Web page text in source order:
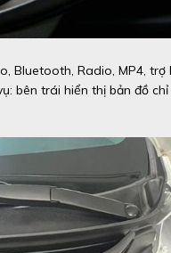
Bluetooth, Radio, MP4, trợ
bên trái hiển thị bản đồ chỉ